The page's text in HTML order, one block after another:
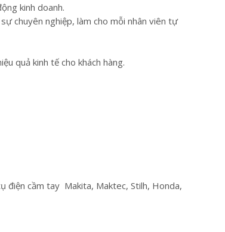
kinh doanh.
chuyên nghiệp, làm cho mỗi nhân viên tự
quả kinh tế cho khách hàng.
điện cầm tay Makita, Maktec, Stilh, Honda,